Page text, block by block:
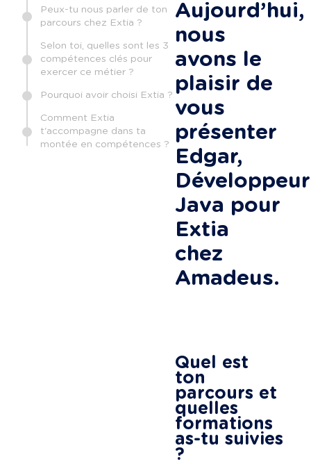
Peux-tu nous parler de ton
parcours chez Extia ?
Selon toi, quelles sont les 3
compétences clés pour
exercer ce métier ?
Pourquoi avoir choisi Extia ?
Comment Extia
t'accompagne dans ta
montée en compétences ?
Aujourd’hui,
nous
avons le
plaisir de
vous
présenter
Edgar,
Java pour
Extia
chez
Amadeus.
Quel est
ton
parcours et
quelles
formations
as-tu suivies
?